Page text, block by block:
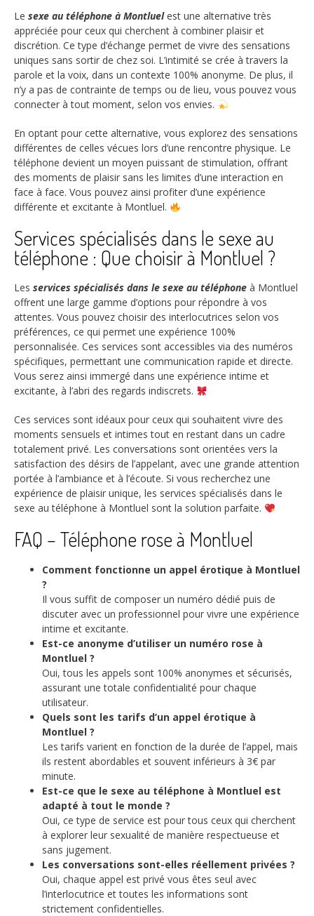
Le sexe au téléphone à Montluelest une alternative très
appréciée pour ceux qui cherchent à combiner plaisir et
discrétion. Ce type d’échange permet de vivre des sensations
uniques sans sortir de chez soi. L’intimité se crée à travers la
parole et la voix, dans un contexte 100% anonyme. De plus, il
n’y a pas de contrainte de temps ou de lieu, vous pouvez vous
connecter à tout moment, selon vos envies.
En optant pour cette alternative, vous explorez des sensations
différentes de celles vécues lors d’une rencontre physique. Le
téléphone devient un moyen puissant de stimulation, offrant
des moments de plaisir sans les limites d’une interaction en
face à face. Vous pouvez ainsi profiter d’une expérience
différente et excitante à Montluel.
Services spécialisés dans le sexe au
téléphone : Que choisir à Montluel ?
Les services spécialisés dans le sexe au téléphone à Montluel
offrent une large gamme d’options pour répondre à vos
attentes. Vous pouvez choisir des interlocutrices selon vos
préférences, ce qui permet une expérience 100%
personnalisée. Ces services sont accessibles via des numéros
spécifiques, permettant une communication rapide et directe.
Vous serez ainsi immergé dans une expérience intime et
excitante, à l’abri des regards indiscrets.
Ces services sont idéaux pour ceux qui souhaitent vivre des
moments sensuels et intimes tout en restant dans un cadre
totalement privé. Les conversations sont orientées vers la
satisfaction des désirs de l’appelant, avec une grande attention
portée à l’ambiance et à l’écoute. Si vous recherchez une
expérience de plaisir unique, les services spécialisés dans le
sexe au téléphone à Montluel sont la solution parfaite.
FAQ – Téléphone rose à Montluel
Comment fonctionne un appel érotique à Montluel
?
Il vous suffit de composer un numéro dédié puis de
discuter avec un professionnel pour vivre une expérience
intime et excitante.
Est-ce anonyme d’utiliser un numéro rose à
Montluel ?
Oui, tous les appels sont 100% anonymes et sécurisés,
assurant une totale confidentialité pour chaque
utilisateur.
Quels sont les tarifs d’un appel érotique à
Montluel ?
Les tarifs varient en fonction de la durée de l’appel, mais
ils restent abordables et souvent inférieurs à 3€ par
minute.
Est-ce que le sexe au téléphone à Montluel est
adapté à tout le monde ?
Oui, ce type de service est pour tous ceux qui cherchent
à explorer leur sexualité de manière respectueuse et
sans jugement.
Les conversations sont-elles réellement privées ?
Oui, chaque appel est privé vous êtes seul avec
l’interlocutrice et toutes les informations sont
strictement confidentielles.